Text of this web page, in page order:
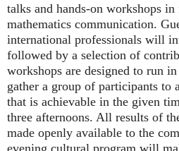
talks and hands-on workshops
mathematics communication.
international professionals will
followed by a selection of
workshops are designed to run
gather a group of participants to
that is achievable in the given
three afternoons. All results of
made openly available to the
evening cultural program will